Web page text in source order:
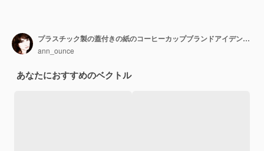
プラスチック製の蓋付きの紙のコーヒーカップブランドアイデンティティのデザインのためのステッカースリーブ付きのドリンクマグを奪う
ann_ounce
あなたにおすすめのベクトル